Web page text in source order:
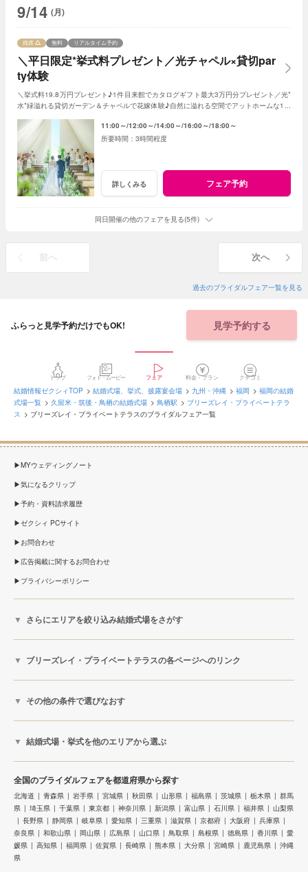
9/14 (月)
＼平日限定*挙式料プレゼント／光チャペル×貸切par
ty体験
残席 無料 リアルタイム予約
＼挙式料19.8万円プレゼント♪1件目来館でカタログギフト最大3万円分プレゼント／光*
水*緑溢れる貸切ガーデン＆チャペルで花嫁体験♪自然に溢れる空間でアットホームな1日
11:00～ 12:00～ 14:00～ 16:00～ 18:00～
3時間程度
詳しくみる フェア予約
同日開催の他のフェアを見る(5件)
前へ 次へ
過去のブライダルフェア一覧を見る
ふらっと見学予約だけでもOK! 見学予約する
トップ フォト・ムービー フェア 料金・プラン クチコミ
結婚情報ゼクシィTOP 結婚式場、挙式、披露宴会場 九州・沖縄 福岡
福岡の結婚
式場一覧
久留米・筑後・鳥栖の結婚式場 鳥栖駅
ブリーズレイ・プライベートテラ
ス
ブリーズレイ・プライベートテラスのブライダルフェア一覧
MYウェディングノート
気になるクリップ
予約・資料請求履歴
ゼクシィ PCサイト
お問合わせ
広告掲載に関するお問合わせ
プライバシーポリシー
さらにエリアを絞り込み結婚式場をさがす
ブリーズレイ・プライベートテラスの各ページへのリンク
その他の条件で選びなおす
結婚式場・挙式を他のエリアから選ぶ
全国のブライダルフェアを都道府県から探す
北海道 青森県 岩手県 宮城県 秋田県 山形県 福島県 茨城県 栃木県
群馬
県
埼玉県 千葉県 東京都 神奈川県 新潟県 富山県 石川県 福井県
山梨県
長野県
静岡県 岐阜県 愛知県 三重県 滋賀県 京都府 大阪府
兵庫県
奈良県
和歌山県 岡山県 広島県 山口県 鳥取県 島根県 徳島県 香川県
愛
媛県
高知県 福岡県 佐賀県 長崎県 熊本県 大分県 宮崎県 鹿児島県
沖縄
県